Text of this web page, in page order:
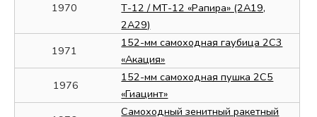
1970
Т-12 / МТ-12 «Рапира» (2А19,
2А29)
1971
152-мм самоходная гаубица 2С3
«Акация»
1976
152-мм самоходная пушка 2С5
«Гиацинт»
Самоходный зенитный ракетный